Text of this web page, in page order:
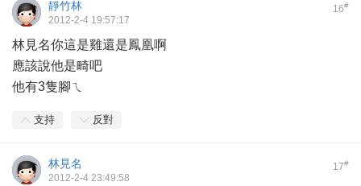
16#
靜竹林
2012-2-4 19:57:17
林見名你這是雞還是鳳凰啊
應該說他是畸吧
他有3隻腳ㄟ
支持 反對
17#
林見名
2012-2-4 23:49:58